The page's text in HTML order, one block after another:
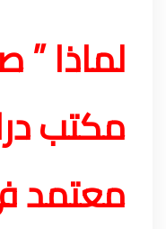
لماذا
مكتب
معتمد